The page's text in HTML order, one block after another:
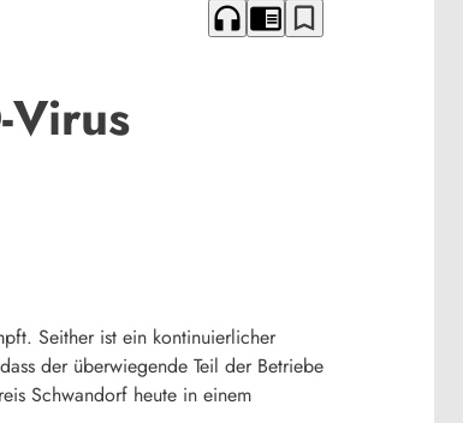
headphones chrome_reader_mode bookmark_border
Seither ist ein kontinuierlicher
der überwiegende Teil der Betriebe
Schwandorf heute in einem